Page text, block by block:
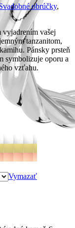
obrúčky,
vyjadrením vašej
tanzanitom,
Pánsky prsteň
symbolizuje oporu a
vzťahu.
Vymazať